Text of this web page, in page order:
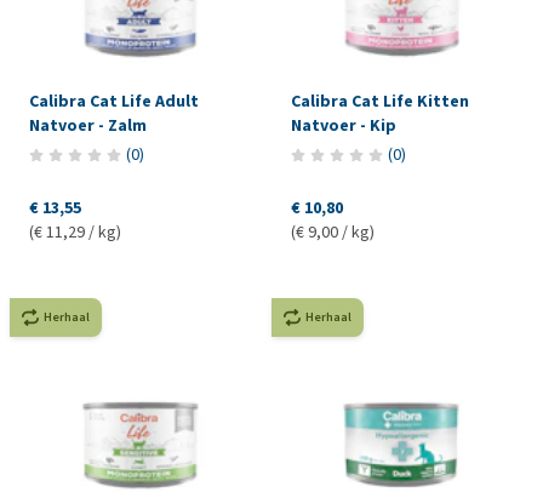
Calibra Cat Life Adult
Natvoer - Zalm
(0)
€ 13,55
(€ 11,29 / kg)
Calibra Cat Life Kitten
Natvoer - Kip
(0)
€ 10,80
(€ 9,00 / kg)
Herhaal Herhaal